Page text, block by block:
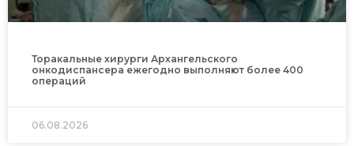
Торакальные хирурги Архангельского
онкодиспансера ежегодно выполняют более 400
операций
06.08.2026